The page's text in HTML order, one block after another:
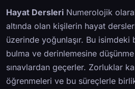
Hayat Dersleri Numerolojik
altında olan kişilerin hayat
üzerinde yoğunlaşır. Bu isimdeki
bulma ve derinlemesine
sınavlardan geçerler. Zorluklar
öğrenmeleri ve bu süreçlerle